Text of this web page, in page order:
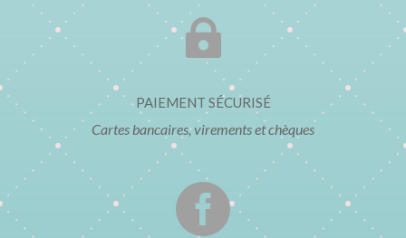

PAIEMENT SÉCURISÉ
Cartes bancaires, virements et chèques
